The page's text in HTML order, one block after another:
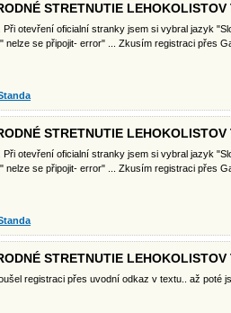
STRETNUTIE LEHOKOLISTOV
Při otevření oficialní stranky jsem si vybral jazyk
nelze se připojit- error" ... Zkusím registraci přes
STRETNUTIE LEHOKOLISTOV
Při otevření oficialní stranky jsem si vybral jazyk
nelze se připojit- error" ... Zkusím registraci přes
STRETNUTIE LEHOKOLISTOV
registraci přes uvodní odkaz v textu.. až poté